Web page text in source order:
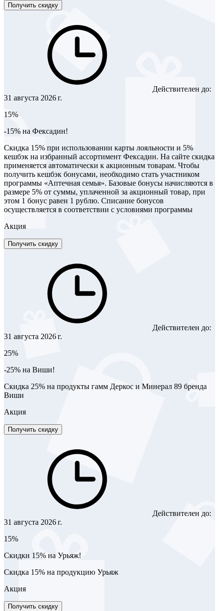
Получить скидку
Действителен до:
31 августа 2026 г.
15%
-15% на Фексадин!
Скидка 15% при использовании карты лояльности и 5%
кешбэк на избранный ассортимент Фексадин. На сайте скидка
применяется автоматически к акционным товарам. Чтобы
получить кешбэк бонусами, необходимо стать участником
программы «Аптечная семья». Базовые бонусы начисляются в
размере 5% от суммы, уплаченной за акционный товар, при
этом 1 бонус равен 1 рублю. Списание бонусов
осуществляется в соответствии с условиями программы
Акция
Получить скидку
Действителен до:
31 августа 2026 г.
25%
-25% на Виши!
Скидка 25% на продукты гамм Деркос и Минерал 89 бренда
Виши
Акция
Получить скидку
Действителен до:
31 августа 2026 г.
15%
Скидки 15% на Урьяж!
Скидка 15% на продукцию Урьяж
Акция
Получить скидку